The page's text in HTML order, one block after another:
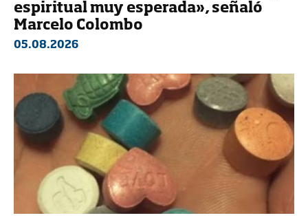
espiritual muy esperada», señaló
Marcelo Colombo
05.08.2026